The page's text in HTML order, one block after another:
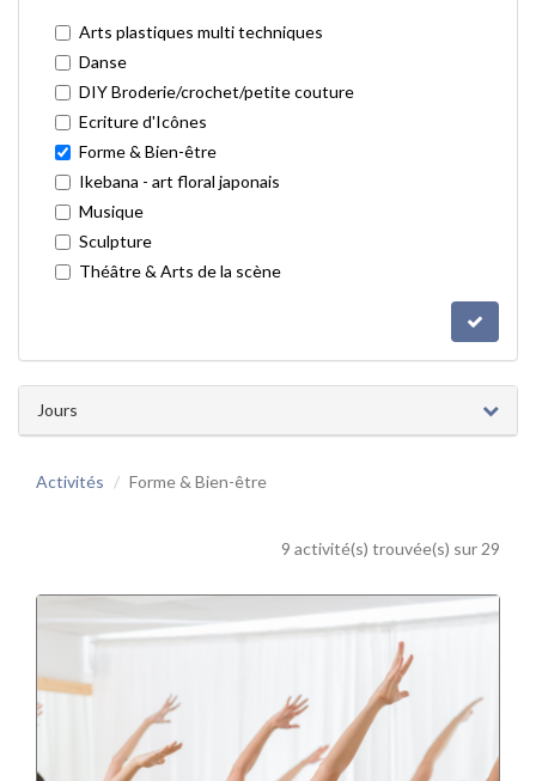
Arts plastiques multi techniques
Danse
DIY Broderie/crochet/petite couture
Ecriture d'Icônes
Forme & Bien-être
Ikebana - art floral japonais
Musique
Sculpture
Théâtre & Arts de la scène
Jours
Activités Forme & Bien-être
9 activité(s) trouvée(s) sur 29